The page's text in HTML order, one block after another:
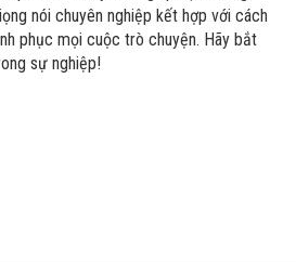
nói chuyên nghiệp kết hợp với cách
phục mọi cuộc trò chuyện. Hãy bắt
sự nghiệp!